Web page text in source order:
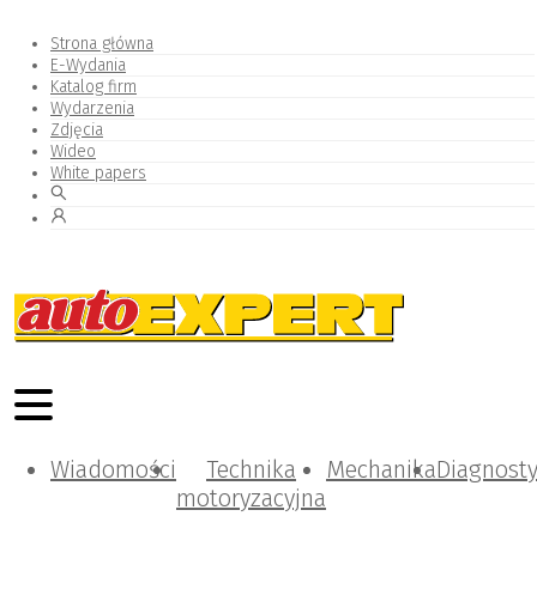
Strona główna
E-Wydania
Katalog firm
Wydarzenia
Zdjęcia
Wideo
White papers
Wiadomości
Technika
motoryzacyjna
Mechanika